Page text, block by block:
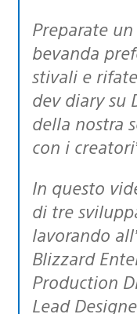
Preparate un boccale della vostra
bevanda
stivali e
dev diary su
della nostra
con i
In questo video farete la conoscenza
di tre
lavorando
Blizzard
Production
Lead